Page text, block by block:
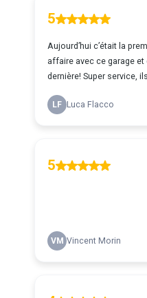
5
Aujourd’hui c’était la
affaire avec ce garage
dernière! Super service,
LF Luca Flacco
5
VM Vincent Morin